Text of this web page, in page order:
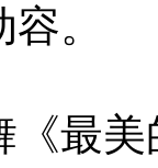
。
最美